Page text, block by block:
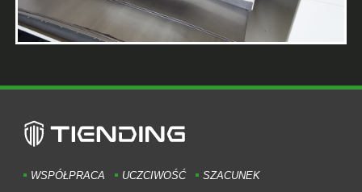
WSPÓŁPRACA UCZCIWOŚĆ SZACUNEK